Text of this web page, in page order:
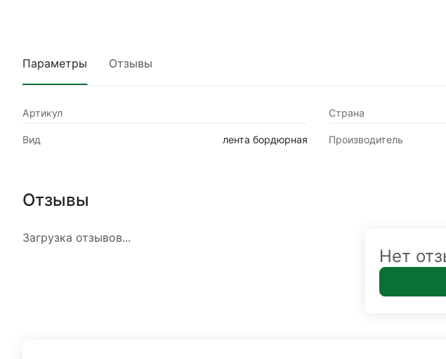
Параметры Отзывы
Артикул Страна
Вид лента бордюрная Производитель
Отзывы
Загрузка отзывов...
Нет